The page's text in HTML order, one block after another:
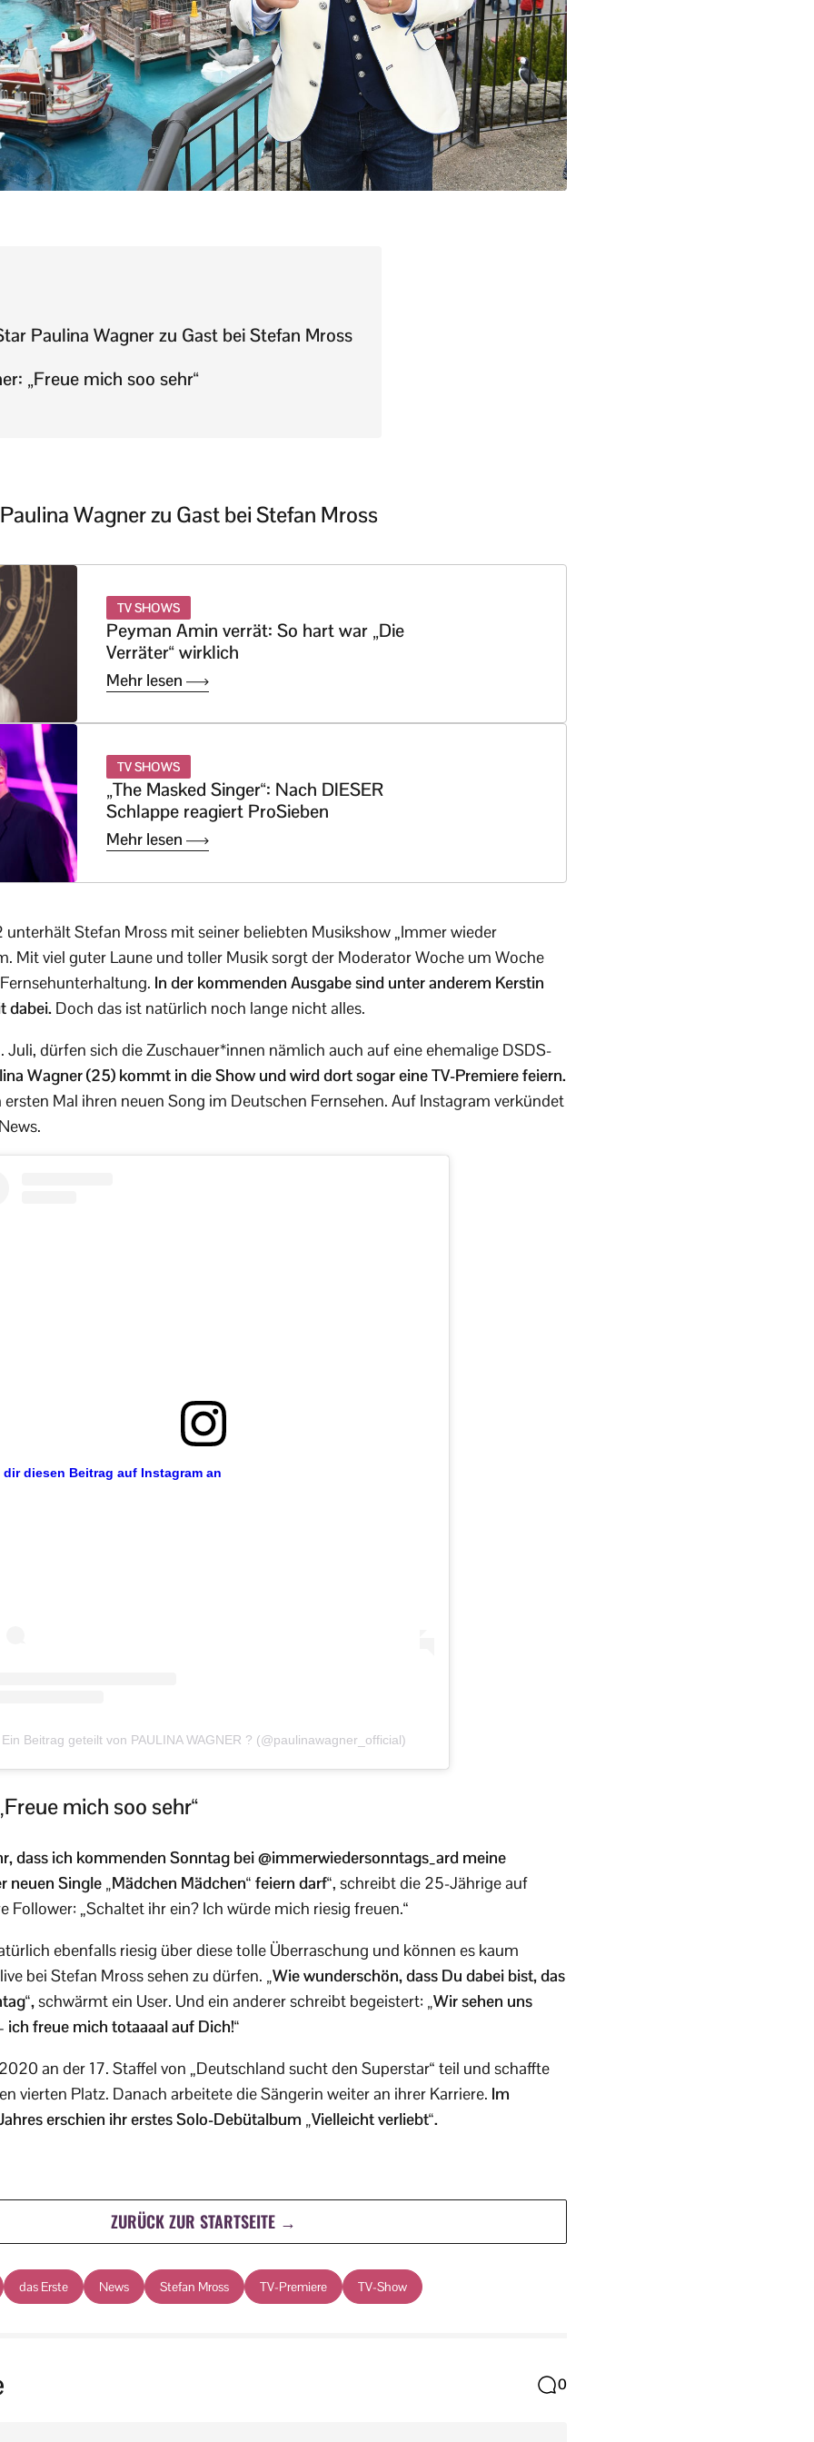
Paulina Wagner zu Gast bei Stefan Mross
„Freue mich soo sehr“
Wagner zu Gast bei Stefan Mross
TV SHOWS
Peyman Amin verrät: So hart war „Die
Verräter“ wirklich
Mehr lesen
TV SHOWS
„The Masked Singer“: Nach DIESER
Schlappe reagiert ProSieben
Mehr lesen
Stefan Mross mit seiner beliebten Musikshow „Immer wieder
Mit viel guter Laune und toller Musik sorgt der Moderator Woche um Woche
In der kommenden Ausgabe sind unter anderem Kerstin
dabei. Doch das ist natürlich noch lange nicht alles.
Juli, dürfen sich die Zuschauer*innen nämlich auch auf eine ehemalige DSDS-
Wagner (25) kommt in die Show und wird dort sogar eine TV-Premiere feiern.
Mal ihren neuen Song im Deutschen Fernsehen. Auf Instagram verkündet
dir diesen Beitrag auf Instagram an
Ein Beitrag geteilt von PAULINA WAGNER ? (@paulinawagner_official)
mich soo sehr“
dass ich kommenden Sonntag bei @immerwiedersonntags_ard meine
neuen Single „Mädchen Mädchen“ feiern darf“, schreibt die 25-Jährige auf
Follower: „Schaltet ihr ein? Ich würde mich riesig freuen.“
ebenfalls riesig über diese tolle Überraschung und können es kaum
bei Stefan Mross sehen zu dürfen. „Wie wunderschön, dass Du dabei bist, das
schwärmt ein User. Und ein anderer schreibt begeistert: „Wir sehen uns
ich freue mich totaaaal auf Dich!“
an der 17. Staffel von „Deutschland sucht den Superstar“ teil und schaffte
vierten Platz. Danach arbeitete die Sängerin weiter an ihrer Karriere. Im
erschien ihr erstes Solo-Debütalbum „Vielleicht verliebt“.
ZURÜCK ZUR STARTSEITE →
das Erste News Stefan Mross TV-Premiere TV-Show
0